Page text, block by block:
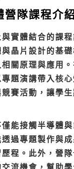
隊課程介
實體結合的課
晶片設計的基
關原理與應用
題演講帶入核
賽活動，讓學生
能接觸半導體
過專題製作與成
程。此外，營